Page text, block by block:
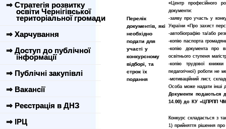
⇒ Стратегія розвитку
освіти Чернігівської
територіальної громади
⇒ Харчування
⇒ Доступ до публічної
інформації
⇒ Публічні закупівлі
⇒ Вакансії
⇒ Реєстрація в ДНЗ
⇒ ІРЦ
Перелік
документів, які
необхідно
подати для
участі у
конкурсному
відборі, та
строк їх
подання
«Центр професійного
документи:
-заяву про участь у
України «Про захист
-автобіографію та/або
-копію паспорта
-копію документа про
освітнього ступеня
-копію трудової
педагогічної) роботи не
-мотиваційний лист,
Особа може надати інші
Документи подаються
14.00) до КУ «ЦПРПП
Конкурс складається з
1) прийняття рішення